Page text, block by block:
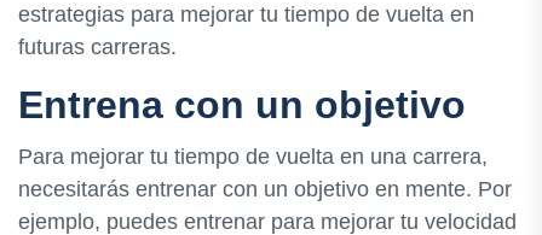
estrategias para mejorar tu tiempo de vuelta en
futuras carreras.
Entrena con un objetivo
Para mejorar tu tiempo de vuelta en una carrera,
necesitarás entrenar con un objetivo en mente. Por
ejemplo, puedes entrenar para mejorar tu velocidad